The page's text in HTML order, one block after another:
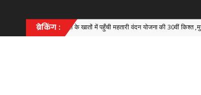
ब्रेकिंग :
योजना की 30वीं किश्त ,मुख्यमंत्री श्री विष्णु देव साय ने 67.20 लाख माताओं और